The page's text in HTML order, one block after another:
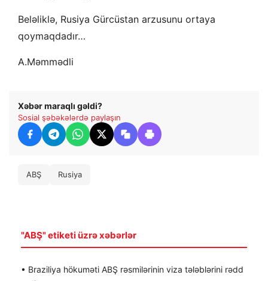
Beləliklə, Rusiya Gürcüstan arzusunu ortaya
qoymaqdadır…
A.Məmmədli
Xəbər maraqlı gəldi?
Sosial şəbəkələrdə paylaşın
ABŞ Rusiya
"ABŞ" etiketi üzrə xəbərlər
• Braziliya hökuməti ABŞ rəsmilərinin viza tələblərini rədd